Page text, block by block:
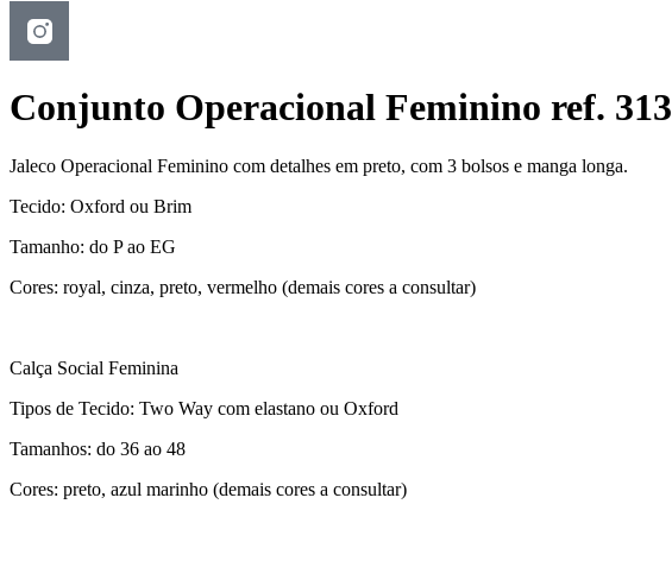
Conjunto Operacional Feminino ref. 313
Jaleco Operacional Feminino com detalhes em preto, com 3 bolsos e manga longa.
Tecido: Oxford ou Brim
Tamanho: do P ao EG
Cores: royal, cinza, preto, vermelho (demais cores a consultar)
Calça Social Feminina
Tipos de Tecido: Two Way com elastano ou Oxford
Tamanhos: do 36 ao 48
Cores: preto, azul marinho (demais cores a consultar)